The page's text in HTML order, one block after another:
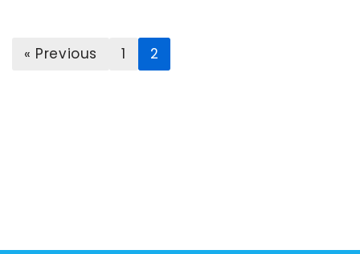
« Previous 1 2